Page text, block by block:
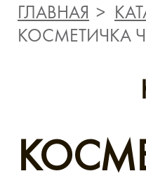
ГЛАВНАЯ
КОСМЕТИЧКА